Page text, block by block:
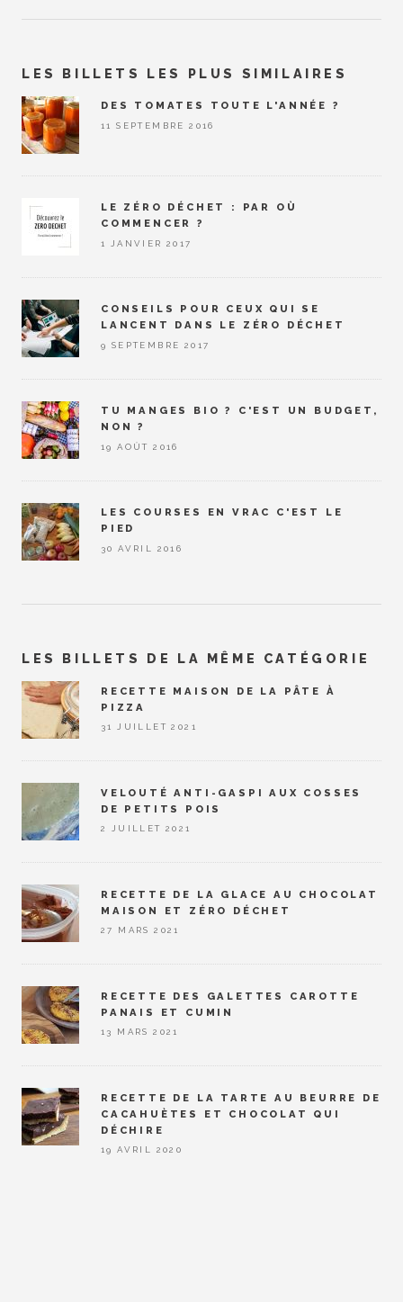
LES BILLETS LES PLUS SIMILAIRES
DES TOMATES TOUTE L'ANNÉE ?
11 SEPTEMBRE 2016
LE ZÉRO DÉCHET : PAR OÙ
COMMENCER ?
1 JANVIER 2017
CONSEILS POUR CEUX QUI SE
LANCENT DANS LE ZÉRO DÉCHET
9 SEPTEMBRE 2017
TU MANGES BIO ? C'EST UN BUDGET,
NON ?
19 AOÛT 2016
LES COURSES EN VRAC C'EST LE
PIED
30 AVRIL 2016
LES BILLETS DE LA MÊME CATÉGORIE
RECETTE MAISON DE LA PÂTE À
PIZZA
31 JUILLET 2021
VELOUTÉ ANTI-GASPI AUX COSSES
DE PETITS POIS
2 JUILLET 2021
RECETTE DE LA GLACE AU CHOCOLAT
MAISON ET ZÉRO DÉCHET
27 MARS 2021
RECETTE DES GALETTES CAROTTE
PANAIS ET CUMIN
13 MARS 2021
RECETTE DE LA TARTE AU BEURRE DE
CACAHUÈTES ET CHOCOLAT QUI
DÉCHIRE
19 AVRIL 2020